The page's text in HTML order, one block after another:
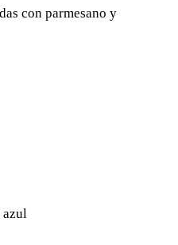
con parmesano y
azul